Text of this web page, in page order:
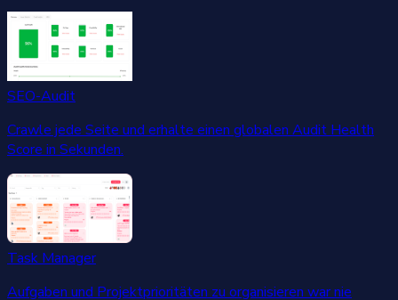
SEO-Audit
Crawle jede Seite und erhalte einen globalen Audit Health
Score in Sekunden.
Task Manager
Aufgaben und Projektprioritäten zu organisieren war nie